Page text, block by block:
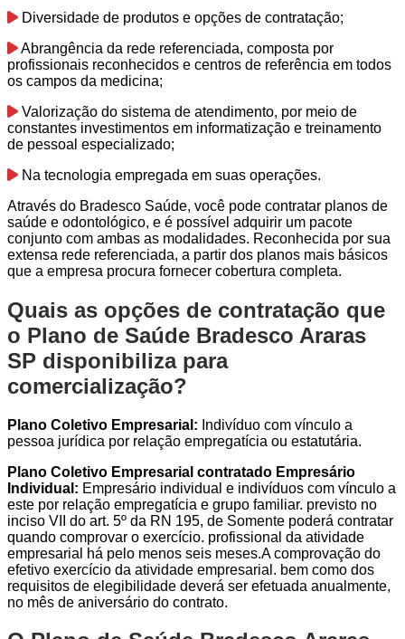
Diversidade de produtos e opções de contratação;
Abrangência da rede referenciada, composta por
profissionais reconhecidos e centros de referência em todos
os campos da medicina;
Valorização do sistema de atendimento, por meio de
constantes investimentos em informatização e treinamento
de pessoal especializado;
Na tecnologia empregada em suas operações.
Através do Bradesco Saúde, você pode contratar planos de
saúde e odontológico, e é possível adquirir um pacote
conjunto com ambas as modalidades. Reconhecida por sua
extensa rede referenciada, a partir dos planos mais básicos
que a empresa procura fornecer cobertura completa.
Quais as opções de contratação que
o Plano de Saúde Bradesco Araras
SP disponibiliza para
comercialização?
Plano Coletivo Empresarial: Indivíduo com vínculo a
pessoa jurídica por relação empregatícia ou estatutária.
Plano Coletivo Empresarial contratado Empresário
Individual: Empresário individual e indivíduos com vínculo a
este por relação empregatícia e grupo familiar. previsto no
inciso VII do art. 5º da RN 195, de Somente poderá contratar
quando comprovar o exercício. profissional da atividade
empresarial há pelo menos seis meses.A comprovação do
efetivo exercício da atividade empresarial. bem como dos
requisitos de elegibilidade deverá ser efetuada anualmente,
no mês de aniversário do contrato.